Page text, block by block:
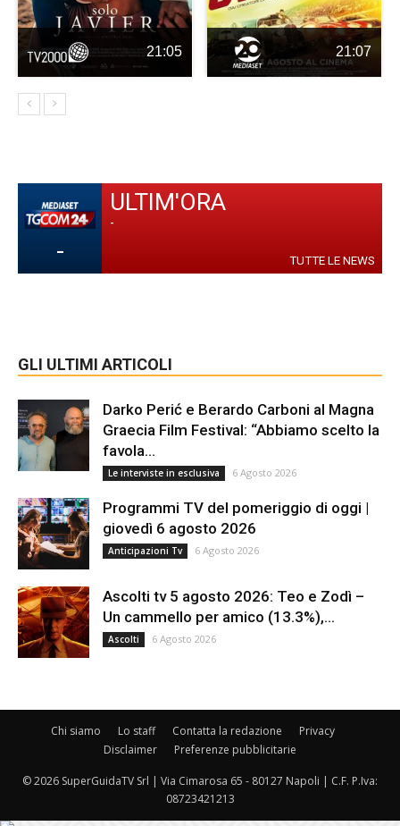
21:05 21:07
-
ULTIM'ORA
-
TUTTE LE NEWS
GLI ULTIMI ARTICOLI
Darko Perić e Berardo Carboni al Magna
Graecia Film Festival: “Abbiamo scelto la
favola...
Le interviste in esclusiva 6 Agosto 2026
Programmi TV del pomeriggio di oggi |
giovedì 6 agosto 2026
Anticipazioni Tv 6 Agosto 2026
Ascolti tv 5 agosto 2026: Teo e Zodì –
Un cammello per amico (13.3%),...
Ascolti 6 Agosto 2026
Chi siamo Lo staff Contatta la redazione
Privacy
Disclaimer
Preferenze pubblicitarie
© 2026 SuperGuidaTV Srl | Via Cimarosa 65 - 80127 Napoli | C.F. P.Iva:
08723421213